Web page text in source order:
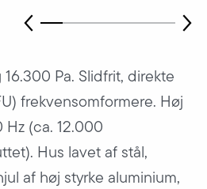
Pa. Slidfrit, direkte
frekvensomformere. Høj
(ca. 12.000
Hus lavet af stål,
af høj styrke aluminium,